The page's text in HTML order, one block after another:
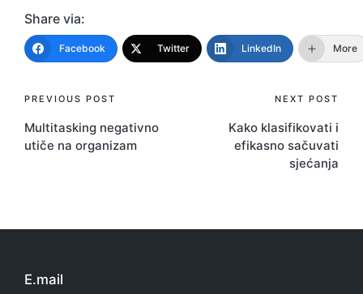
Share via:
Facebook Twitter LinkedIn More
Post
navigation
PREVIOUS POST
Multitasking negativno
utiče na organizam
NEXT POST
Kako klasifikovati i
efikasno sačuvati
sjećanja
E.mail